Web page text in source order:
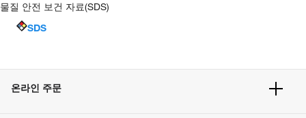
물질 안전 보건 자료(SDS)
SDS
온라인 주문